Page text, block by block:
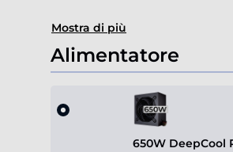
Mostra di più
Alimentatore
650W DeepCool